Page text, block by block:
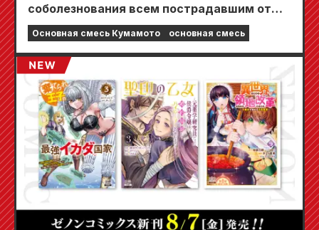
соболезнования всем пострадавшим от
землетрясения в Кумамото в 2026 году.
Основная смесь Кумамото основная смесь